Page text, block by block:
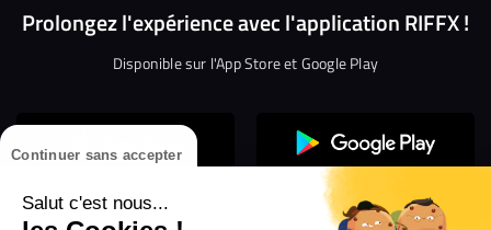
Continuer sans accepter
Salut c'est nous...
Prolongez l'expérience avec l'application RIFFX !
Disponible sur l'App Store et Google Play